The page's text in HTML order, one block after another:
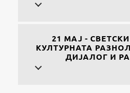
21 МАЈ -
КУЛТУРНАТА
ДИЈАЛОГ И